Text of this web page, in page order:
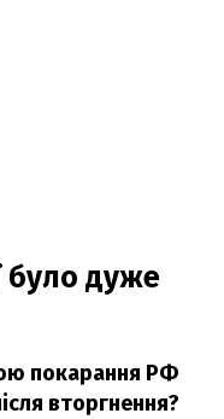
було дуже
покарання РФ
вторгнення?